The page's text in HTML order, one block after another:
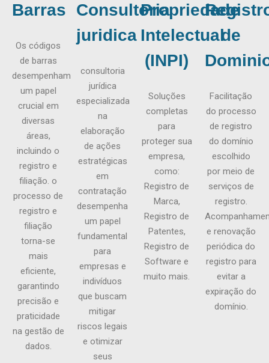
Barras
Os códigos
de barras
desempenham
um papel
crucial em
diversas
áreas,
incluindo o
registro e
filiação. o
processo de
registro e
filiação
torna-se
mais
eficiente,
garantindo
precisão e
praticidade
na gestão de
dados.
Consultoria
juridica
consultoria
jurídica
especializada
na
elaboração
de ações
estratégicas
em
contratação
desempenha
um papel
fundamental
para
empresas e
indivíduos
que buscam
mitigar
riscos legais
e otimizar
seus
Propriedade
Intelectual
(INPI)
Soluções
completas
para
proteger sua
empresa,
como:
Registro de
Marca,
Registro de
Patentes,
Registro de
Software e
muito mais.
de
Facilitação
do processo
de registro
do domínio
escolhido
por meio de
serviços de
registro.
e renovação
periódica do
registro para
evitar a
expiração do
domínio.